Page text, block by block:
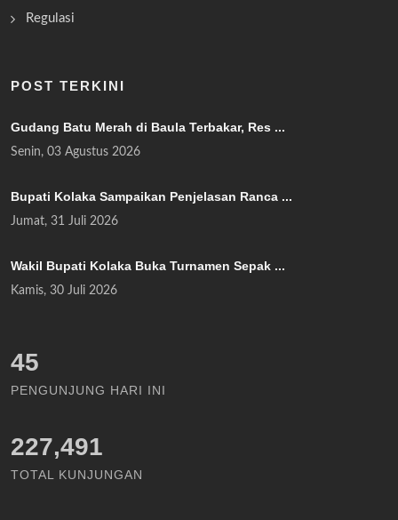
Regulasi
POST TERKINI
Gudang Batu Merah di Baula Terbakar, Res ...
Senin, 03 Agustus 2026
Bupati Kolaka Sampaikan Penjelasan Ranca ...
Jumat, 31 Juli 2026
Wakil Bupati Kolaka Buka Turnamen Sepak ...
Kamis, 30 Juli 2026
51
PENGUNJUNG HARI INI
227,491
TOTAL KUNJUNGAN